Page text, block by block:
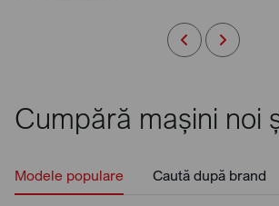
Cumpără mașini noi
Modele populare Caută după brand